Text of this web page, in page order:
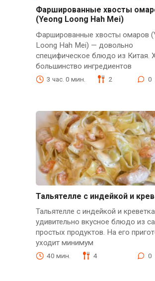
Фаршированные хвосты
(Yeong Loong Hah Mei)
Фаршированные хвосты омаров
Loong Hah Mei) — довольно
специфическое блюдо из Китая.
большинство ингредиентов
3 час. 0 мин. 2 0
Тальятелле с индейкой и
Тальятелле с индейкой и
удивительно вкусное блюдо из
простых продуктов. На его
уходит минимум
40 мин. 4 0